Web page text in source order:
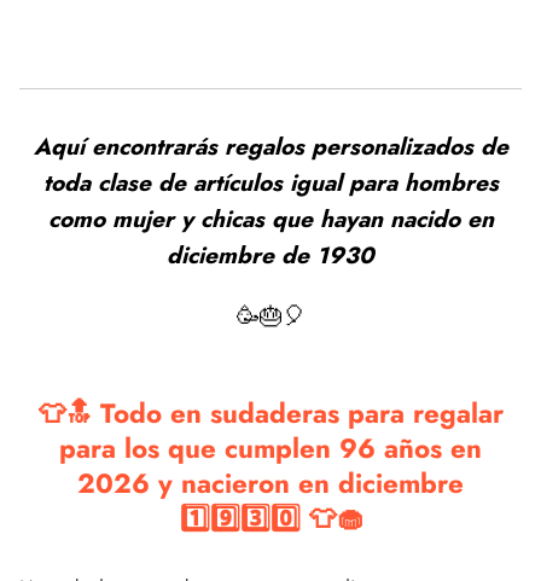
Aquí encontrarás regalos personalizados de
toda clase de artículos igual para hombres
como mujer y chicas que hayan nacido en
diciembre de 1930
🥳🎂🎈
👕🔝 Todo en sudaderas para regalar
para los que cumplen 96 años en
2026 y nacieron en diciembre
1️⃣9️⃣3️⃣0️⃣ 👕🧁